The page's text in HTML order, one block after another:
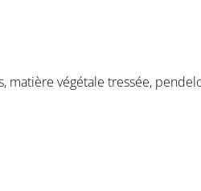
matière végétale tressée,